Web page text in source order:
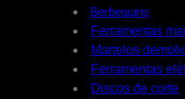
Berbequins
Ferramentas
Martelos
Ferramentas
Discos de corte